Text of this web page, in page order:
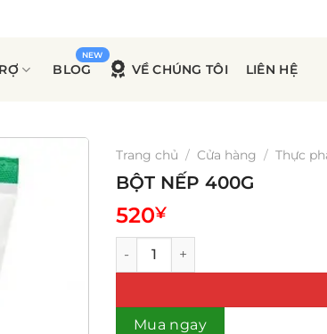
BLOG VỀ CHÚNG TÔI LIÊN HỆ
Trang chủ / Cửa hàng / Thực
BỘT NẾP 400G
520¥
BỘT NẾP 400G số lượng
Mua ngay